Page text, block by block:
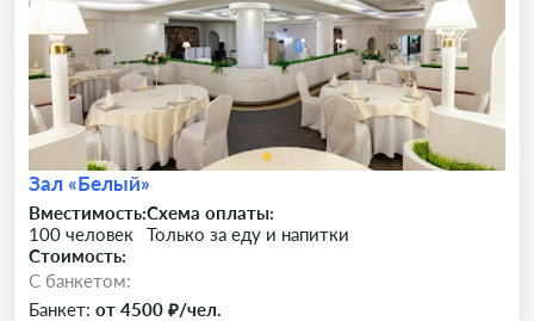
Зал «Белый»
Вместимость:
100 человек
Схема оплаты:
Только за еду и напитки
Стоимость:
C банкетом:
Банкет: от 4500 ₽/чел.